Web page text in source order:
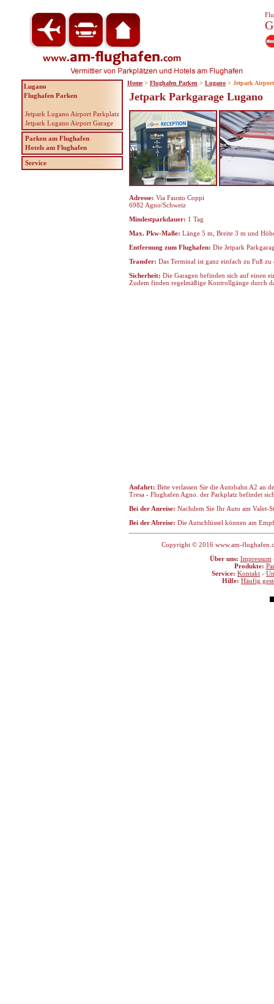
Jetpark Parkgarage Lugano
Adresse: Via Fausto Coppi
6982 Agno/Schweiz
Mindestparkdauer: 1 Tag
Max. Pkw-Maße: Länge 5 m, Breite 3 m und
Entfernung zum Flughafen: Die Jetpark
Transfer: Das Terminal ist ganz einfach zu Fuß
Sicherheit: Die Garagen befinden sich auf einen
Zudem finden regelmäßige Kontrollgänge durch
Anfahrt: Bitte verlassen Sie die Autobahn A2 an
Tresa - Flughafen Agno. der Parkplatz befindet
Bei der Anreise: Nachdem Sie Ihr Auto am Valet-
Bei der Abreise: Die Autschlüssel können am
Copyright © 2016 www.am-
Über uns: Impressum
Produkte:
Service: Kontakt -
Hilfe: Häufig
Lugano
Flughafen Parken
Jetpark Lugano Airport Parkplatz
Jetpark Lugano Airport Garage
Parken am Flughafen
Hotels am Flughafen
Service
Home > Flughafen Parken > Lugano > Jetpark Airport